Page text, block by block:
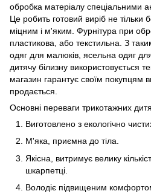
обробка матеріалу спеціальними
Це робить готовий виріб не
міцним і м'яким. Фурнітура при
пластикова, або текстильна. З
одяг для малюків, ясельна одяг
дитячу білизну використовується
магазин гарантує своїм покупцям
продається.
Основні переваги трикотажних
Виготовлено з екологічно
М'яка, приємна до тіла.
Якісна, витримує велику
шкарпетці.
Володіє підвищеним